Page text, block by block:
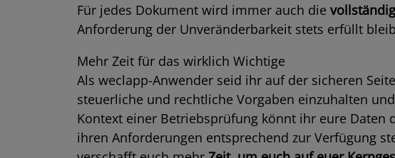
Für jedes Dokument wird immer auch die
Anforderung der Unveränderbarkeit stets erfüllt
Mehr Zeit für das wirklich Wichtige
Als weclapp-Anwender seid ihr auf der sicheren
steuerliche und rechtliche Vorgaben einzuhalten
Kontext einer Betriebsprüfung könnt ihr eure Daten
ihren Anforderungen entsprechend zur Verfügung